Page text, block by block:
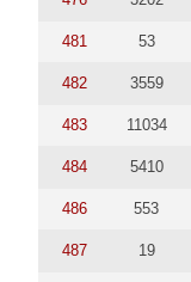
481 53
482 3559
483 11034
484 5410
486 553
487 19